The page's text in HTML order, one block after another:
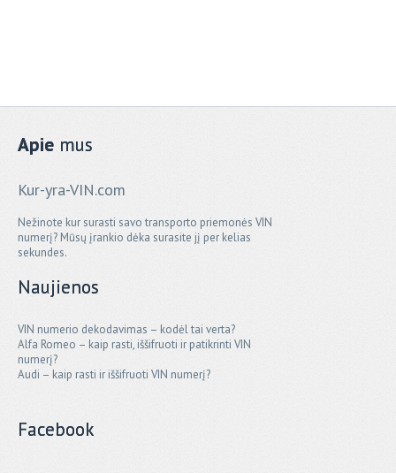
Apie mus
Kur-yra-VIN.com
Nežinote kur surasti savo transporto priemonės VIN
numerį? Mūsų įrankio dėka surasite jį per kelias
sekundes.
Naujienos
VIN numerio dekodavimas – kodėl tai verta?
Alfa Romeo – kaip rasti, iššifruoti ir patikrinti VIN
numerį?
Audi – kaip rasti ir iššifruoti VIN numerį?
Facebook